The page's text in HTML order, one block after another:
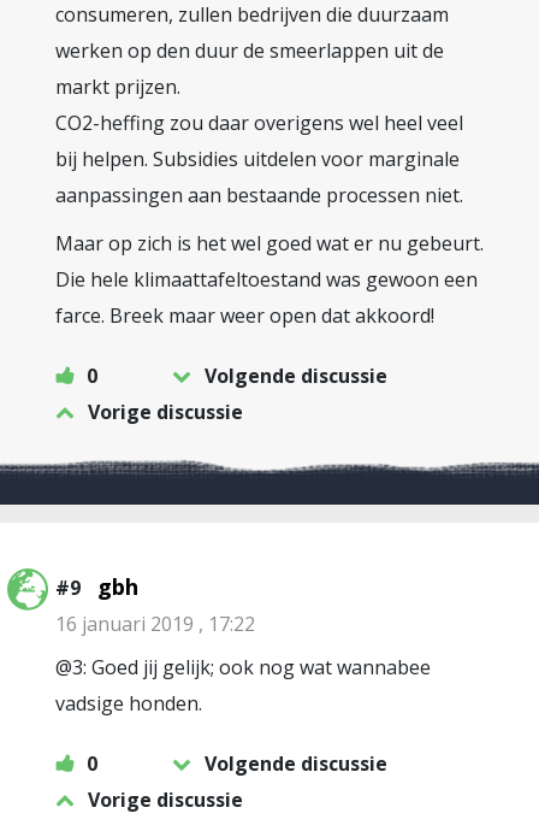
consumeren, zullen bedrijven die duurzaam
werken op den duur de smeerlappen uit de
markt prijzen.
CO2-heffing zou daar overigens wel heel veel
bij helpen. Subsidies uitdelen voor marginale
aanpassingen aan bestaande processen niet.
Maar op zich is het wel goed wat er nu gebeurt.
Die hele klimaattafeltoestand was gewoon een
farce. Breek maar weer open dat akkoord!
0
Volgende discussie
Vorige discussie
#9 gbh
16 januari 2019 , 17:22
@3: Goed jij gelijk; ook nog wat wannabee
vadsige honden.
0
Volgende discussie
Vorige discussie